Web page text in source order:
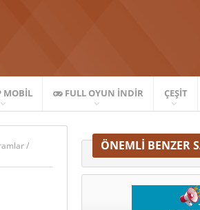
MOBIL FULL OYUN İNDIR ÇEŞIT
/
ÖNEMLI BENZER